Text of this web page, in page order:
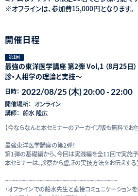
※オフラインは、参加費15,000円となります。
開催日程
第1回
最強の東洋医学講座 第2弾 Vol,1 （8月25日）
診・人相学の理論と実技～
日時： 2022/08/25 (木) 20:00 - 22:00
開催場所： オンライン
講師： 船水 隆広
【今ならなんと本セミナーのアーカイブ版も無料でお付
最強東洋医学講座の第2弾！
第1弾の基礎編から、今回は実践編を全11回で実施予
本セミナーは、診察から虚証の実技方法をお伝えする
~~~~~~~~~~~~~~~~~~~~~~~~~~~~~~~~~
・オフラインでの船水先生と直接コミュニケーション